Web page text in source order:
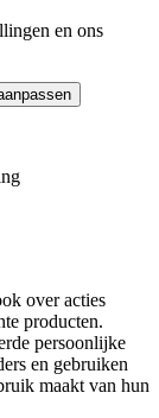
en ons
over acties
producten.
persoonlijke
en gebruiken
maakt van hun